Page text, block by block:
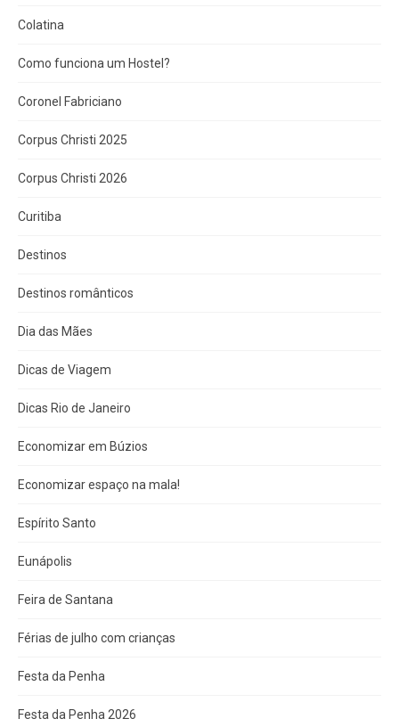
Colatina
Como funciona um Hostel?
Coronel Fabriciano
Corpus Christi 2025
Corpus Christi 2026
Curitiba
Destinos
Destinos românticos
Dia das Mães
Dicas de Viagem
Dicas Rio de Janeiro
Economizar em Búzios
Economizar espaço na mala!
Espírito Santo
Eunápolis
Feira de Santana
Férias de julho com crianças
Festa da Penha
Festa da Penha 2026